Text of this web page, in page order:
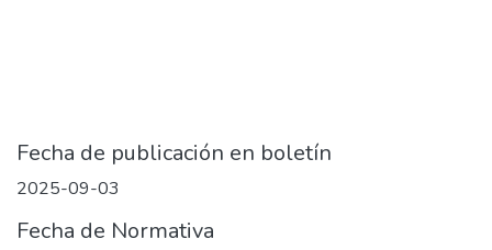
Fecha de publicación en boletín
2025-09-03
Fecha de Normativa